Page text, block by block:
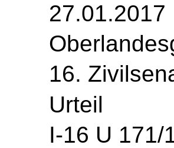
27.01.2017
16.
Urteil
I-16 U 171/